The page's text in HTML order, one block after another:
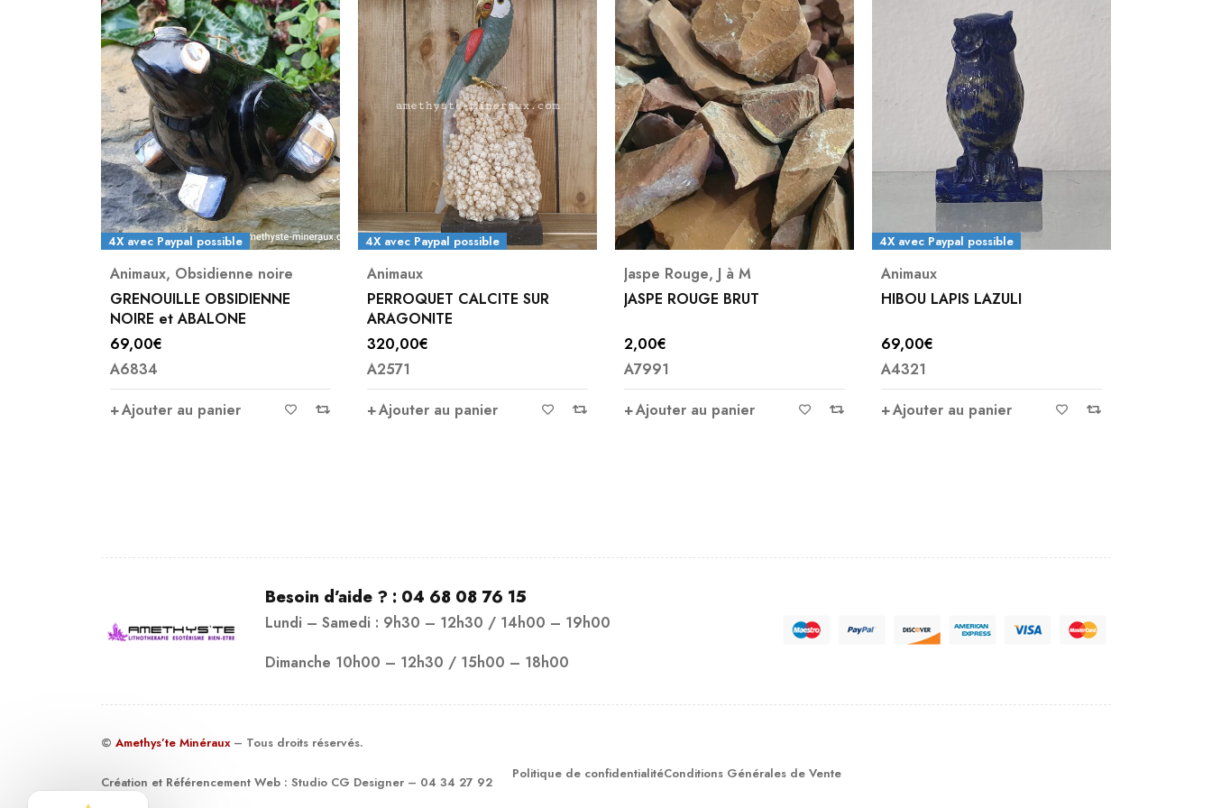
4X avec Paypal possible
Animaux, Obsidienne noire
GRENOUILLE OBSIDIENNE
NOIRE et ABALONE
69,00€
A6834
Ajouter au panier
4X avec Paypal possible
Animaux
PERROQUET CALCITE SUR
ARAGONITE
320,00€
A2571
Ajouter au panier
Jaspe Rouge, J à M
JASPE ROUGE BRUT
2,00€
A7991
Ajouter au panier
4X avec Paypal possible
Animaux
HIBOU LAPIS LAZULI
69,00€
A4321
Ajouter au panier
Besoin d’aide ? : 04 68 08 76 15
Lundi – Samedi : 9h30 – 12h30 / 14h00 – 19h00
Dimanche 10h00 – 12h30 / 15h00 – 18h00
© Amethys’te Minéraux – Tous droits réservés.
Création et Référencement Web : Studio CG Designer – 04 34 27 92
Politique de confidentialitéConditions Générales de Vente